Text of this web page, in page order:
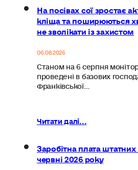
На посівах сої зростає
кліща та поширюються
не зволікати із захистом
06.08.2026
Станом на 6 серпня
проведені в базових
Франківської…
Читати далі...
Заробітна плата штатних
червні 2026 року